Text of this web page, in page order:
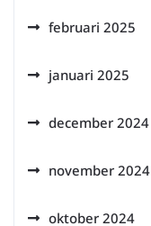
februari 2025
januari 2025
december 2024
november 2024
oktober 2024